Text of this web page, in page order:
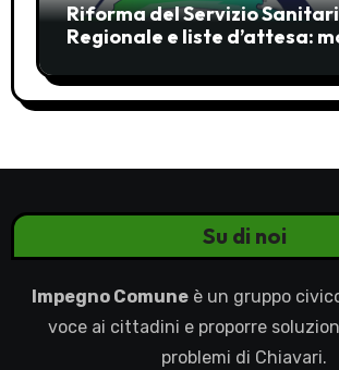
Riforma del Servizio
Regionale e liste d’attesa:
Su di noi
Impegno Comuneè un gruppo
voce ai cittadini e proporre
problemi di Chiavari.